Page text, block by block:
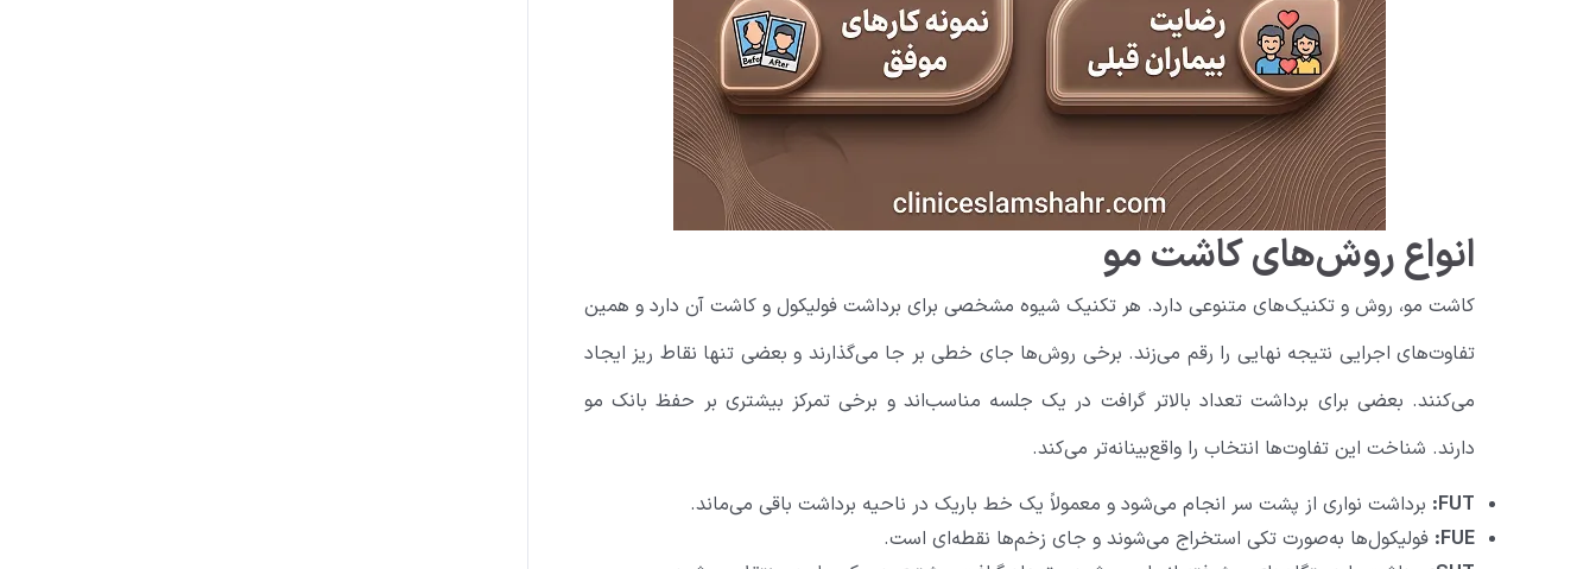
انواع روش‌های کاشت مو
کاشت مو، روش و تکنیک‌های متنوعی دارد. هر تکنیک شیوه مشخصی برای برداشت فولیکول و کاشت آن دارد و همین
تفاوت‌های اجرایی نتیجه نهایی را رقم می‌زند. برخی روش‌ها جای خطی بر جا می‌گذارند و بعضی تنها نقاط ریز ایجاد
می‌کنند. بعضی برای برداشت تعداد بالاتر گرافت در یک جلسه مناسب‌اند و برخی تمرکز بیشتری بر حفظ بانک مو
دارند. شناخت این تفاوت‌ها انتخاب را واقع‌بینانه‌تر می‌کند.
FUT: برداشت نواری از پشت سر انجام می‌شود و معمولاً یک خط باریک در ناحیه برداشت باقی می‌ماند.
FUE: فولیکول‌ها به‌صورت تکی استخراج می‌شوند و جای زخم‌ها نقطه‌ای است.